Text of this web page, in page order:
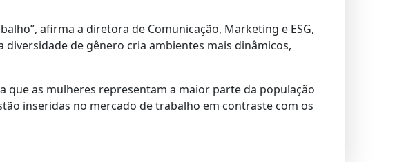
afirma a diretora de Comunicação, Marketing e ESG,
diversidade de gênero cria ambientes mais dinâmicos,
que as mulheres representam a maior parte da população
inseridas no mercado de trabalho em contraste com os